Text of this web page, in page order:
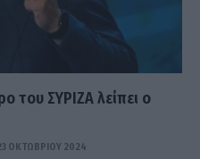
του ΣΥΡΙΖΑ λείπει ο
ΟΚΤΩΒΡΊΟΥ 2024